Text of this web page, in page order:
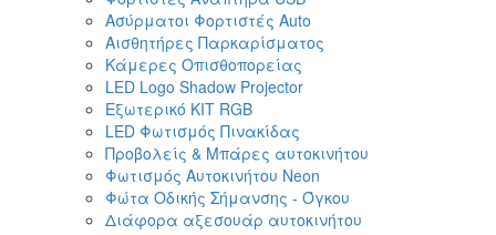
Ασύρματοι Φορτιστές Auto
Αισθητήρες Παρκαρίσματος
Κάμερες Οπισθοπορείας
LED Logo Shadow Projector
Εξωτερικό ΚΙΤ RGB
LED Φωτισμός Πινακίδας
Προβολείς & Μπάρες αυτοκινήτου
Φωτισμός Αυτοκινήτου Neon
Φώτα Οδικής Σήμανσης - Όγκου
Διάφορα αξεσουάρ αυτοκινήτου